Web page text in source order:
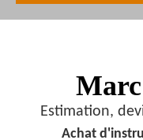
Estimation,
Achat